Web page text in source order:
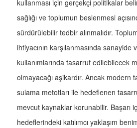
kullanması için gerçekçi politikalar
sağlığı ve toplumun beslenmesi
sürdürülebilir tedbir alınmalıdır.
ihtiyacının karşılanmasında sanayide
kullanımlarında tasarruf edilebilecek
olmayacağı aşikardır. Ancak modern
sulama metotları ile hedeflenen
mevcut kaynaklar korunabilir. Başarı
hedeflerindeki katılımcı yaklaşım